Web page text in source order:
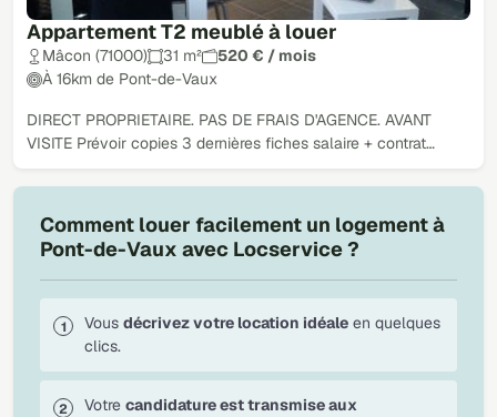
Appartement T2 meublé à louer
Mâcon (71000) 31 m²
520 € / mois
À 16km de Pont-de-Vaux
DIRECT PROPRIETAIRE. PAS DE FRAIS D'AGENCE. AVANT
VISITE Prévoir copies 3 dernières fiches salaire + contrat…
Comment louer facilement un logement à
Pont-de-Vaux avec Locservice ?
Vous décrivez votre location idéale en quelques
clics.
Votre candidature est transmise aux